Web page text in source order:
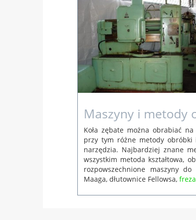
Maszyny i metody
Koła zębate można obrabiać
przy tym różne metody
narzędzia. Najbardziej znane
wszystkim metoda kształtowa,
rozpowszechnione maszyny
Maaga, dłutownice Fellowsa,